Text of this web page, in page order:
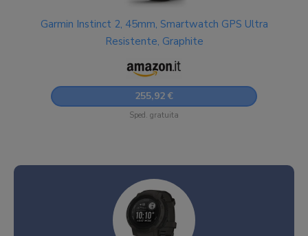
Garmin Instinct 2, 45mm, Smartwatch GPS Ultra
Resistente, Graphite
255,92 €
Sped. gratuita